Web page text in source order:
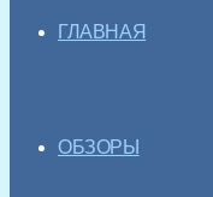
ГЛАВНАЯ
ОБЗОРЫ